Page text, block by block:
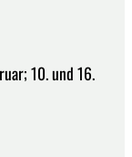
10. und 16.